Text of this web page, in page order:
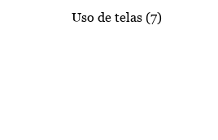
Uso de telas (7)